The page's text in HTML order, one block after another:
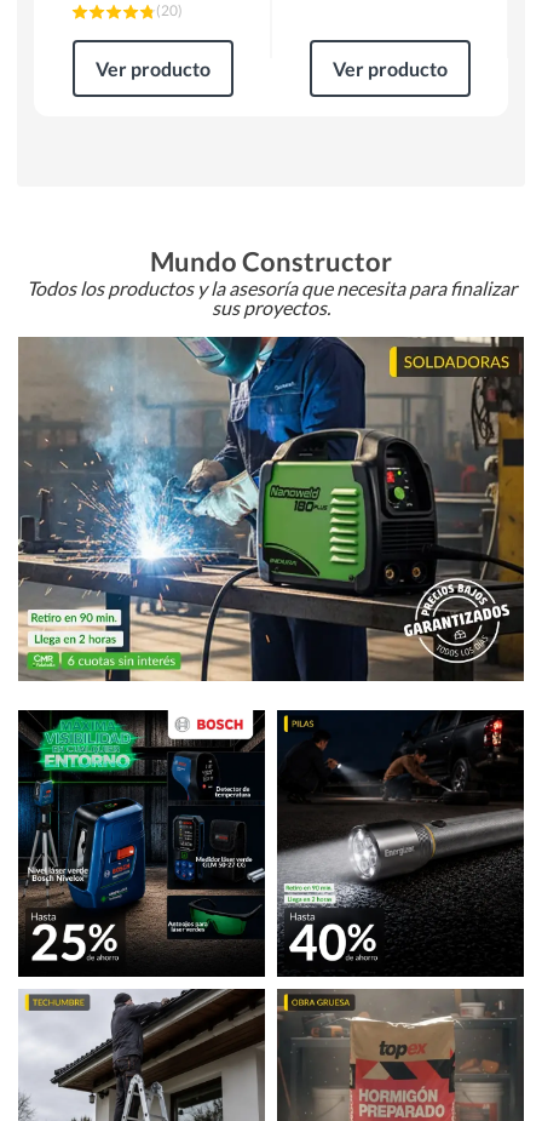
(20)
Ver producto Ver producto
Mundo Constructor
Todos los productos y la asesoría que necesita para finalizar
sus proyectos.